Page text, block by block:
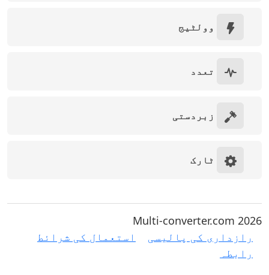
وولٹیج
تعدد
زبردستی
ٹارک
Multi-converter.com 2026
رازداری کی پالیسی
استعمال کی شرائط
رابطہ